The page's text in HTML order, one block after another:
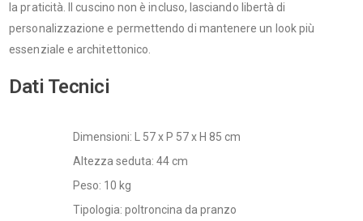
la praticità. Il cuscino non è incluso, lasciando libertà di
personalizzazione e permettendo di mantenere un look più
essenziale e architettonico.
Dati Tecnici
Dimensioni: L 57 x P 57 x H 85 cm
Altezza seduta: 44 cm
Peso: 10 kg
Tipologia: poltroncina da pranzo